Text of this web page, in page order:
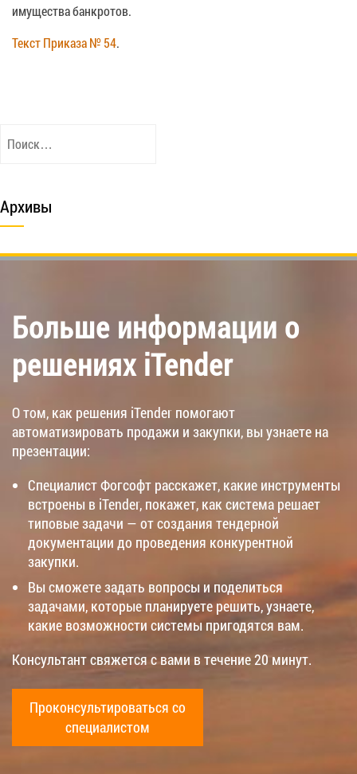
имущества банкротов.
Текст Приказа № 54.
Архивы
Больше информации о
решениях iTender
О том, как решения iTender помогают
автоматизировать продажи и закупки, вы узнаете на
презентации:
Специалист Фогсофт расскажет, какие инструменты
встроены в iTender, покажет, как система решает
типовые задачи — от создания тендерной
документации до проведения конкурентной
закупки.
Вы сможете задать вопросы и поделиться
задачами, которые планируете решить, узнаете,
какие возможности системы пригодятся вам.
Консультант свяжется с вами в течение 20 минут.
Проконсультироваться со
специалистом